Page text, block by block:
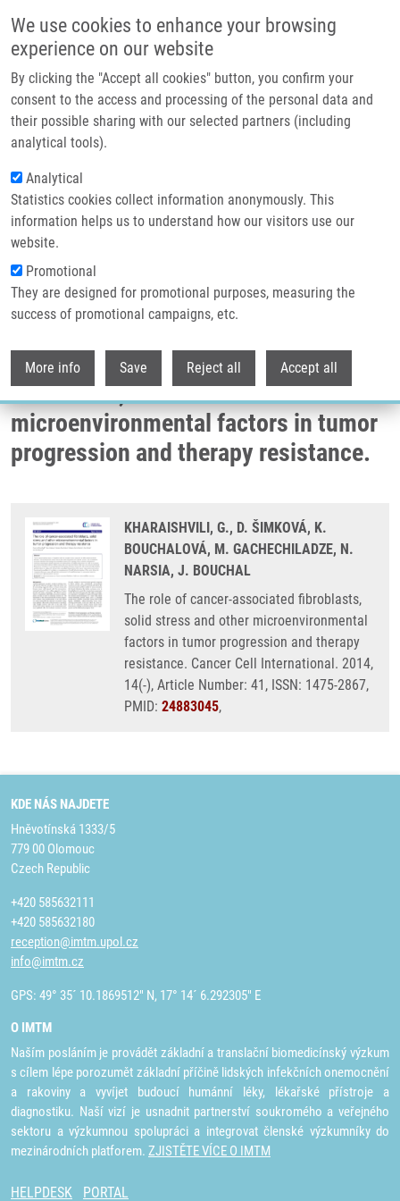
We use cookies to enhance your browsing
experience on our website
By clicking the "Accept all cookies" button, you confirm your
consent to the access and processing of the personal data and
their possible sharing with our selected partners (including
analytical tools).
Analytical
Statistics cookies collect information anonymously. This
information helps us to understand how our visitors use our
website.
Promotional
They are designed for promotional purposes, measuring the
success of promotional campaigns, etc.
More info Save Reject all Accept all
Header image
Drobečková navigace
Domů
The Role Of Cancer-associated Fibroblasts, Solid Stress And Other
Microenvironmental Factors In Tumor Progression And Therapy Resistance.
The role of cancer-associated
fibroblasts, solid stress and other
microenvironmental factors in tumor
progression and therapy resistance.
KHARAISHVILI, G., D. ŠIMKOVÁ, K.
BOUCHALOVÁ, M. GACHECHILADZE, N.
NARSIA, J. BOUCHAL
The role of cancer-associated fibroblasts,
solid stress and other microenvironmental
factors in tumor progression and therapy
resistance. Cancer Cell International. 2014,
14(-), Article Number: 41, ISSN: 1475-2867,
PMID: 24883045,
KDE NÁS NAJDETE
Hněvotínská 1333/5
779 00 Olomouc
Czech Republic
+420 585632111
+420 585632180
reception@imtm.upol.cz
info@imtm.cz
GPS: 49° 35´ 10.1869512" N, 17° 14´ 6.292305" E
O IMTM
Naším posláním je provádět základní a translační biomedicínský výzkum
s cílem lépe porozumět základní příčině lidských infekčních onemocnění
a rakoviny a vyvíjet budoucí humánní léky, lékařské přístroje a
diagnostiku. Naší vizí je usnadnit partnerství soukromého a veřejného
sektoru a výzkumnou spolupráci a integrovat členské výzkumníky do
mezinárodních platforem. ZJISTĚTE VÍCE O IMTM
HELPDESK PORTAL